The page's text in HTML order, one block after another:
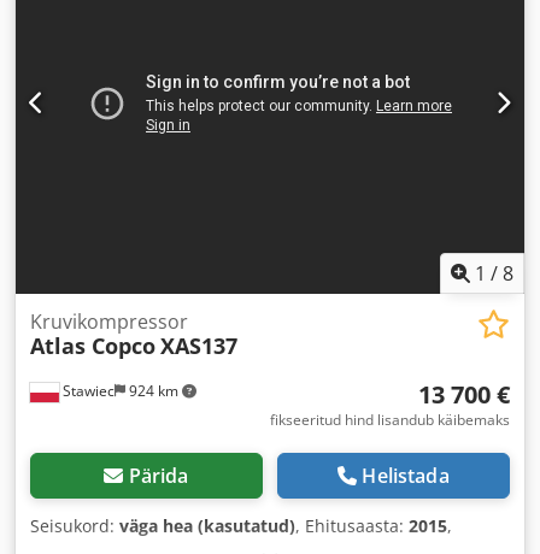
1 /8
Stawiec 924 km
Kruvikompressor
Atlas CopcoXAS137
13 700 €
fikseeritud hind lisandub käibemaks
Pärida Helistada
Seisukord: väga hea (kasutatud), Ehitusaasta: 2015,